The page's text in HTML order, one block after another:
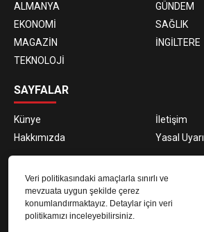
Veri politikasındaki amaçlarla sınırlı ve
mevzuata uygun şekilde çerez
konumlandırmaktayız. Detaylar için veri
politikamızı inceleyebilirsiniz.
ALMANYA
GÜNDEM
EKONOMİ
SAĞLIK
MAGAZİN
İNGİLTERE
TEKNOLOJİ
SAYFALAR
Künye
İletişim
Hakkımızda
Yasal Uyarı